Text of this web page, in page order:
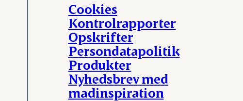
Cookies
Kontrolrapporter
Opskrifter
Persondatapolitik
Produkter
Nyhedsbrev med
madinspiration